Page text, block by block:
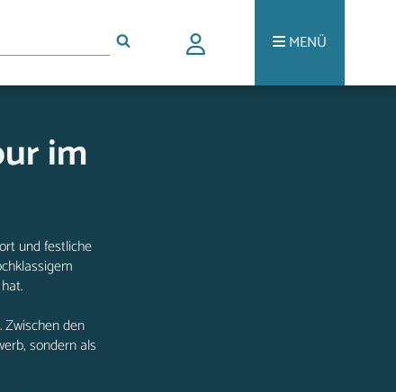
MENÜ
im
und festliche
den
sondern als